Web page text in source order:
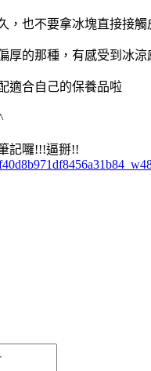
，也不要拿冰塊直接接觸
厚的那種，有感受到冰
適合自己的保養品啦
記囉!!!逼掰!!